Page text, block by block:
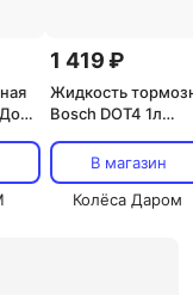
1 419 ₽
Жидкость
Bosch DOT4 1л
В магазин
Колёса Даром